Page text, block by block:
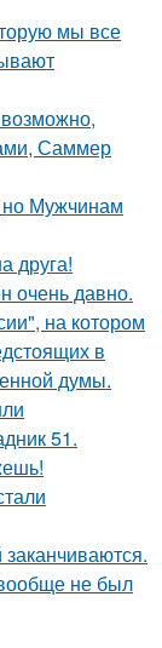
мы все
Саммер
Мужчинам
друга!
очень давно.
на котором
в
думы.
51.
заканчиваются.
не был